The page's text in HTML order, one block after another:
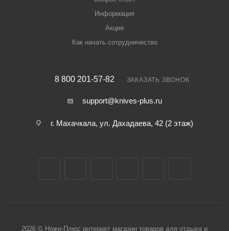
Информация
Акция
Как начать сотрудничество
8 800 201-57-82 ЗАКАЗАТЬ ЗВОНОК
support@knives-plus.ru
г. Махачкала, ул. Дахадаева, 42 (2 этаж)
2026 © Ножи-Плюс интернет магазин товаров для отдыха и